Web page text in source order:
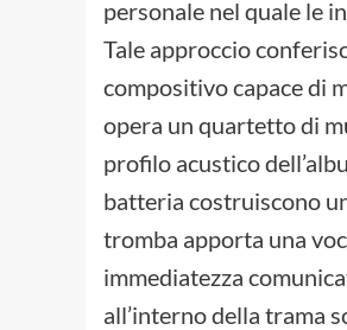
personale nel quale le
Tale approccio
compositivo capace di
opera un quartetto di
profilo acustico
batteria costruiscono
tromba apporta una
immediatezza
all’interno della trama